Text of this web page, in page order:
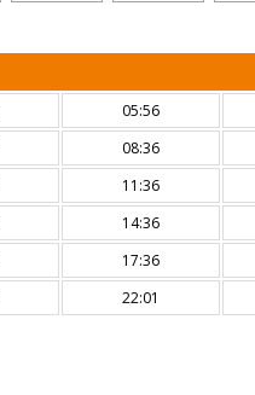
05:56
08:36
11:36
14:36
17:36
22:01